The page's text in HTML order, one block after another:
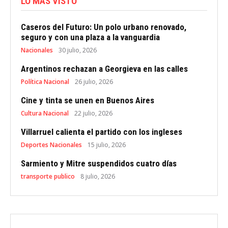
Caseros del Futuro: Un polo urbano renovado,
seguro y con una plaza a la vanguardia
Nacionales 30 julio, 2026
Argentinos rechazan a Georgieva en las calles
Política Nacional 26 julio, 2026
Cine y tinta se unen en Buenos Aires
Cultura Nacional 22 julio, 2026
Villarruel calienta el partido con los ingleses
Deportes Nacionales 15 julio, 2026
Sarmiento y Mitre suspendidos cuatro días
transporte publico 8 julio, 2026